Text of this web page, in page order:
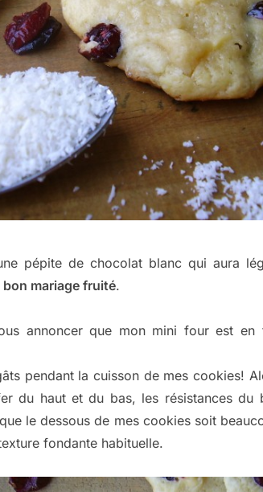
pépite de chocolat blanc qui aura
bon mariage fruité.
annoncer que mon mini four est
pendant la cuisson de mes cookies!
du haut et du bas, les résistances du
le dessous de mes cookies soit
fondante habituelle.